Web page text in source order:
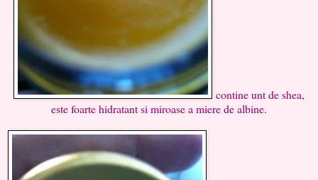
contine unt de shea,
este foarte hidratant si miroase a miere de albine.